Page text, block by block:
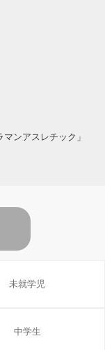
ンアスレチック」
未就学児
中学生